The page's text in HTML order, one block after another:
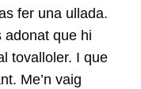
fer una ullada.
adonat que hi
tovalloler. I que
Me’n vaig